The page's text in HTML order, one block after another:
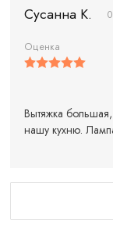
Сусанна К.
Оценка
Вытяжка большая,
нашу кухню.